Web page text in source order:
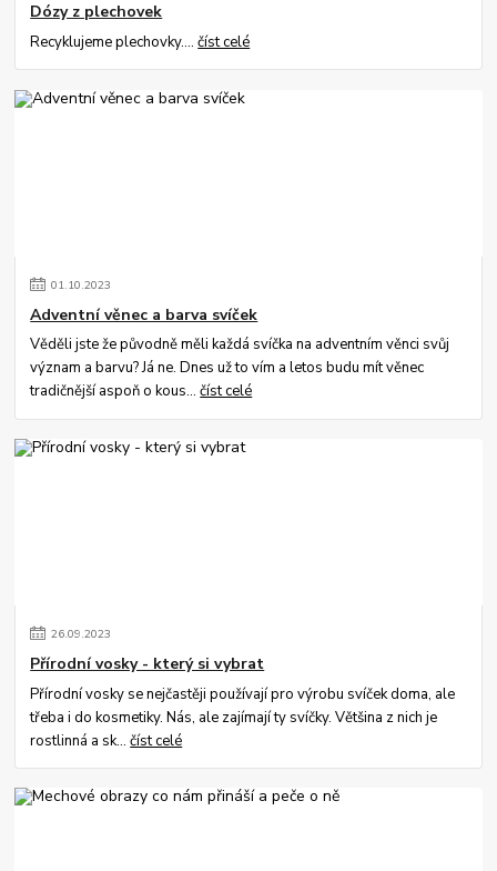
Dózy z plechovek
Recyklujeme plechovky....číst celé
01.10.2023
Adventní věnec a barva svíček
Věděli jste že původně měli každá svíčka na adventním věnci svůj
význam a barvu? Já ne. Dnes už to vím a letos budu mít věnec
tradičnější aspoň o kous...číst celé
26.09.2023
Přírodní vosky - který si vybrat
Přírodní vosky se nejčastěji používají pro výrobu svíček doma, ale
třeba i do kosmetiky. Nás, ale zajímají ty svíčky. Většina z nich je
rostlinná a sk...číst celé